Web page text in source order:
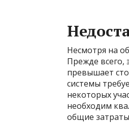
Несмотря на
Прежде всего,
превышает
системы
некоторых
необходим
общие